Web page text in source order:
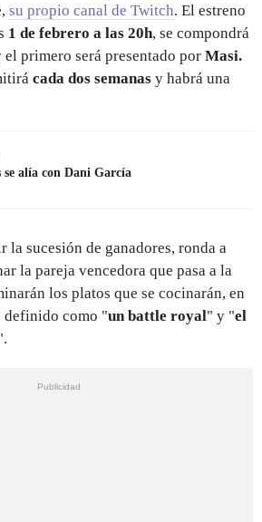
su propio canal de Twitch. El estreno
1 de febrero a las 20h, se compondrá
primero será presentado por Masi.
cada dos semanas y habrá una
alía con Dani García
la sucesión de ganadores, ronda a
la pareja vencedora que pasa a la
los platos que se cocinarán, en
definido como "un battle royal" y "el